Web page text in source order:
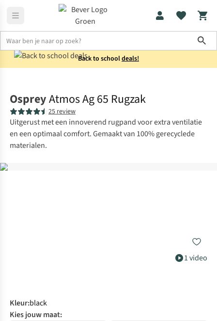
Back to schooldeals!
1 video
OspreyAtmos Ag 65 Rugzak
25 review
Uitgerust met een innoverend rugpand voor extra ventilatie
en een optimaal comfort. Gemaakt van 100% gerecyclede
materialen.
Kleur:black
Kies jouw maat: